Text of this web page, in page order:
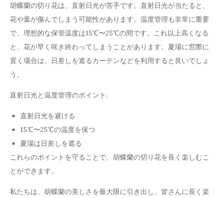
胡蝶蘭の切り花は、直射日光が苦手です。直射日光が当たると、
花や葉が傷んでしまう可能性があります。温度管理も非常に重要
で、理想的な保管温度は15℃〜25℃の間です。これ以上高くなる
と、花が早く咲き終わってしまうことがあります。夏場に窓際に
置く場合は、日差しを遮るカーテンなどを利用すると良いでしょ
う。
直射日光と温度管理のポイント:
直射日光を避ける
15℃〜25℃の温度を保つ
夏場は日差しを遮る
これらのポイントを守ることで、胡蝶蘭の切り花を長く楽しむこ
とができます。
私たちは、胡蝶蘭の美しさを最大限に引き出し、皆さんに長く楽